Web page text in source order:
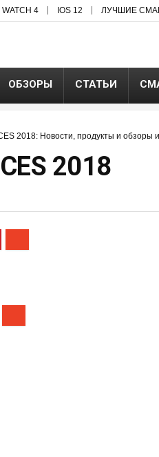
4 IOS 12 ЛУЧШИЕ
ОБЗОРЫ СТАТЬИ
2018: Новости, продукты и обзоры
2018